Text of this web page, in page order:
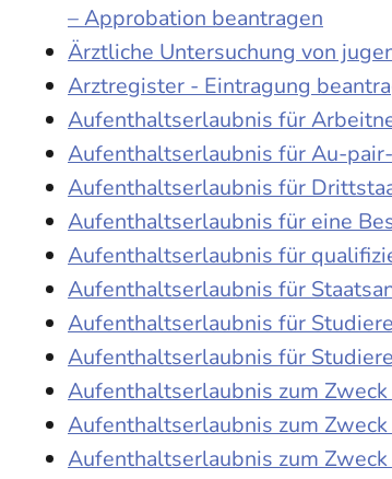
– Approbation beantragen
Ärztliche Untersuchung von
Arztregister - Eintragung
Aufenthaltserlaubnis für
Aufenthaltserlaubnis für Au-
Aufenthaltserlaubnis für
Aufenthaltserlaubnis für eine
Aufenthaltserlaubnis für
Aufenthaltserlaubnis für
Aufenthaltserlaubnis für
Aufenthaltserlaubnis für
Aufenthaltserlaubnis zum
Aufenthaltserlaubnis zum
Aufenthaltserlaubnis zum